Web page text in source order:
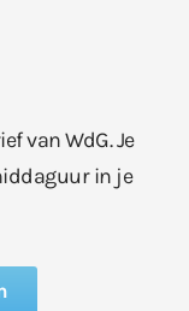
van WdG. Je
in je